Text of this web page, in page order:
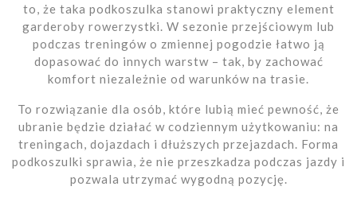
to, że taka podkoszulka stanowi praktyczny element
garderoby rowerzystki. W sezonie przejściowym lub
podczas treningów o zmiennej pogodzie łatwo ją
dopasować do innych warstw – tak, by zachować
komfort niezależnie od warunków na trasie.
To rozwiązanie dla osób, które lubią mieć pewność, że
ubranie będzie działać w codziennym użytkowaniu: na
treningach, dojazdach i dłuższych przejazdach. Forma
podkoszulki sprawia, że nie przeszkadza podczas jazdy i
pozwala utrzymać wygodną pozycję.